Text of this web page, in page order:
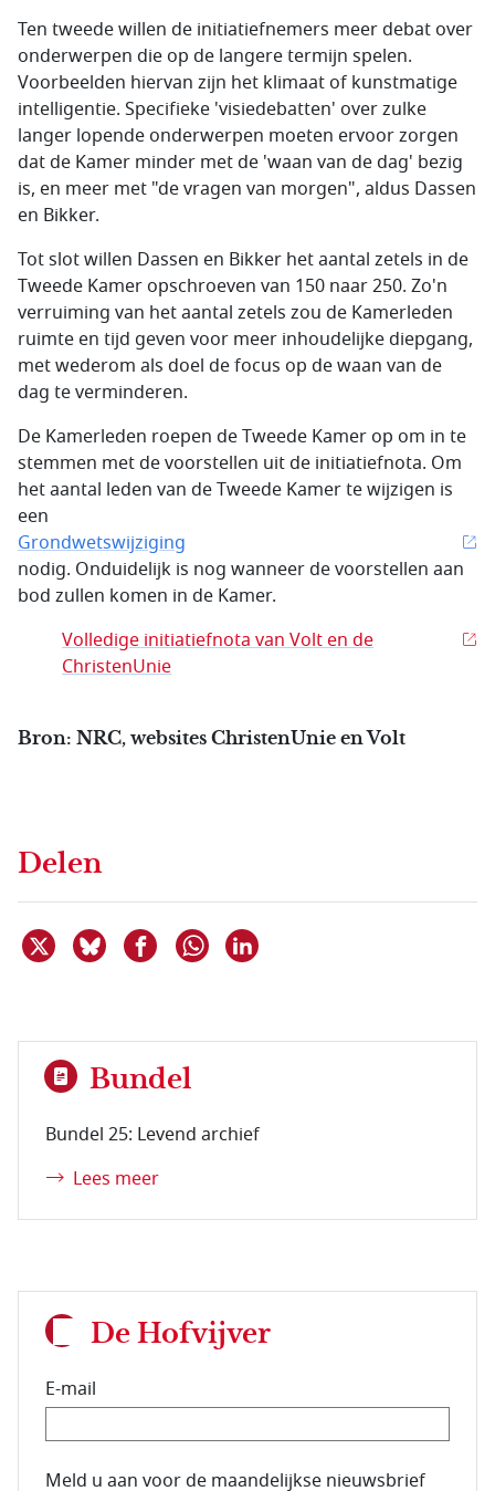
Ten tweede willen de initiatiefnemers meer debat over
onderwerpen die op de langere termijn spelen.
Voorbeelden hiervan zijn het klimaat of kunstmatige
intelligentie. Specifieke 'visiedebatten' over zulke
langer lopende onderwerpen moeten ervoor zorgen
dat de Kamer minder met de 'waan van de dag' bezig
is, en meer met "de vragen van morgen", aldus Dassen
en Bikker.
Tot slot willen Dassen en Bikker het aantal zetels in de
Tweede Kamer opschroeven van 150 naar 250. Zo'n
verruiming van het aantal zetels zou de Kamerleden
ruimte en tijd geven voor meer inhoudelijke diepgang,
met wederom als doel de focus op de waan van de
dag te verminderen.
De Kamerleden roepen de Tweede Kamer op om in te
stemmen met de voorstellen uit de initiatiefnota. Om
het aantal leden van de Tweede Kamer te wijzigen is
een
Grondwetswijziging
nodig. Onduidelijk is nog wanneer de voorstellen aan
bod zullen komen in de Kamer.
Volledige initiatiefnota van Volt en de
ChristenUnie
Bron: NRC, websites ChristenUnie en Volt
Delen
Deel dit item op X
Deel dit item op Bluesky
Deel dit item op Facebook
Delen via WhatsApp
Bundel
Bundel 25: Levend archief
Lees meer
De Hofvijver
E-mail
E-mailadres van de abonnee.
Meld u aan voor de maandelijkse nieuwsbrief